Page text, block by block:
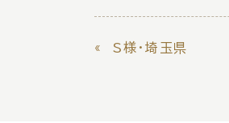
« S様・埼玉県